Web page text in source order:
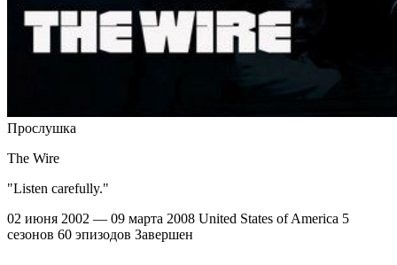
Прослушка
The Wire
"Listen carefully."
02 июня 2002 — 09 марта 2008 United States of America 5
сезонов 60 эпизодов Завершен